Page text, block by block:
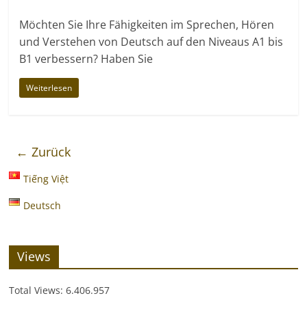
Möchten Sie Ihre Fähigkeiten im Sprechen, Hören
und Verstehen von Deutsch auf den Niveaus A1 bis
B1 verbessern? Haben Sie
Weiterlesen
← Zurück
Tiếng Việt
Deutsch
Views
Total Views:6.406.957